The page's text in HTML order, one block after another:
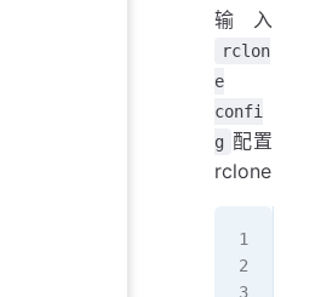
输入
rclon
e
confi
g 配置
rclone